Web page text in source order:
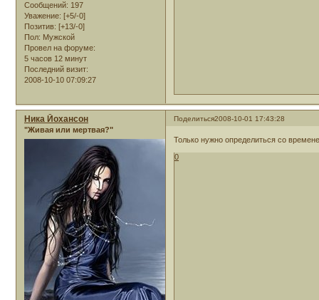
Сообщений: 197
Уважение: [+5/-0]
Позитив: [+13/-0]
Пол: Мужской
Провел на форуме:
5 часов 12 минут
Последний визит:
2008-10-10 07:09:27
Поделиться2008-10-01 17:43:28
Ника Йохансон
"Живая или мертвая?"
Только нужно определиться со
0